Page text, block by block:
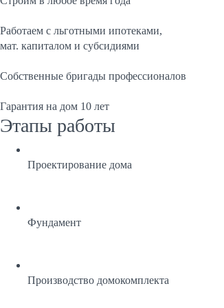
Работаем с льготными ипотеками,
мат. капиталом и субсидиями
Собственные бригады профессионалов
Гарантия на дом 10 лет
Этапы работы
Проектирование дома
Фундамент
Производство домокомплекта